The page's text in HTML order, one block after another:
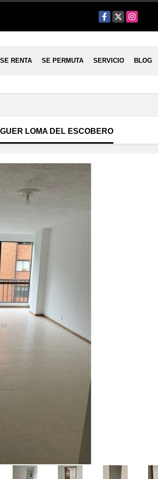
Facebook
X Instagram
SE RENTA SE PERMUTA SERVICIO BLOG
LOMA DEL ESCOBERO